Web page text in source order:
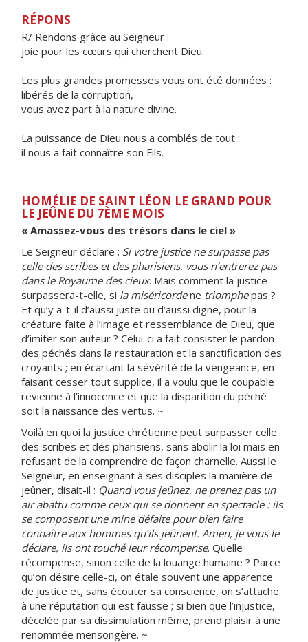
RÉPONS
R/ Rendons grâce au Seigneur :
joie pour les cœurs qui cherchent Dieu.
Les plus grandes promesses vous ont été données :
libérés de la corruption,
vous avez part à la nature divine.
La puissance de Dieu nous a comblés de tout :
il nous a fait connaître son Fils.
HOMÉLIE DE SAINT LÉON LE GRAND POUR
LE JEÛNE DU 7ÈME MOIS
« Amassez-vous des trésors dans le ciel »
Le Seigneur déclare : Si votre justice ne surpasse pas
celle des scribes et des pharisiens, vous n’entrerez pas
dans le Royaume des cieux. Mais comment la justice
surpassera-t-elle, si la miséricordene triomphepas ?
Et qu’y a-t-il d’aussi juste ou d’aussi digne, pour la
créature faite à l’image et ressemblance de Dieu, que
d’imiter son auteur ? Celui-ci a fait consister le pardon
des péchés dans la restauration et la sanctification des
croyants ; en écartant la sévérité de la vengeance, en
faisant cesser tout supplice, il a voulu que le coupable
revienne à l’innocence et que la disparition du péché
soit la naissance des vertus. ~
Voilà en quoi la justice chrétienne peut surpasser celle
des scribes et des pharisiens, sans abolir la loi mais en
refusant de la comprendre de façon charnelle. Aussi le
Seigneur, en enseignant à ses disciples la manière de
jeûner, disait-il : Quand vous jeûnez, ne prenez pas un
air abattu comme ceux qui se donnent en spectacle : ils
se composent une mine défaite pour bien faire
connaître aux hommes qu’ils jeûnent. Amen, je vous le
déclare, ils ont touché leur récompense. Quelle
récompense, sinon celle de la louange humaine ? Parce
qu’on désire celle-ci, on étale souvent une apparence
de justice et, sans écouter sa conscience, on s’attache
à une réputation qui est fausse ; si bien que l’injustice,
décelée par sa dissimulation même, prend plaisir à une
renommée mensongère. ~